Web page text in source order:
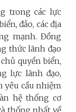
trong các lực
đảo, các địa
mạnh. Đồng
thức lãnh đạo
quyền biển,
lực lãnh đạo,
yêu cầu nhiệm
hệ thống cơ